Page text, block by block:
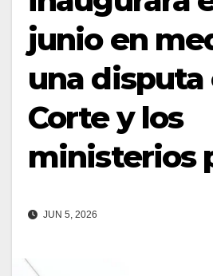
junio en
una
Corte y los
ministerios
JUN 5, 2026